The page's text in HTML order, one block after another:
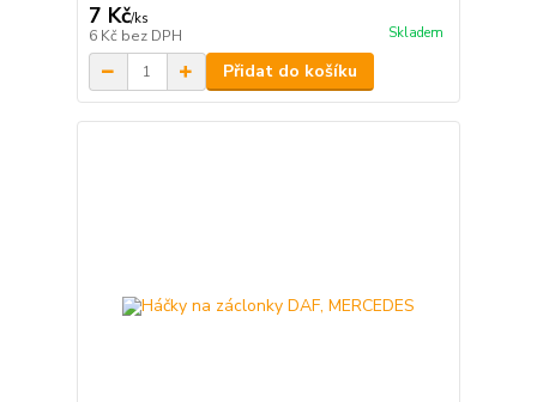
7 Kč/ks
6 Kč bez DPH Skladem
Přidat do košíku